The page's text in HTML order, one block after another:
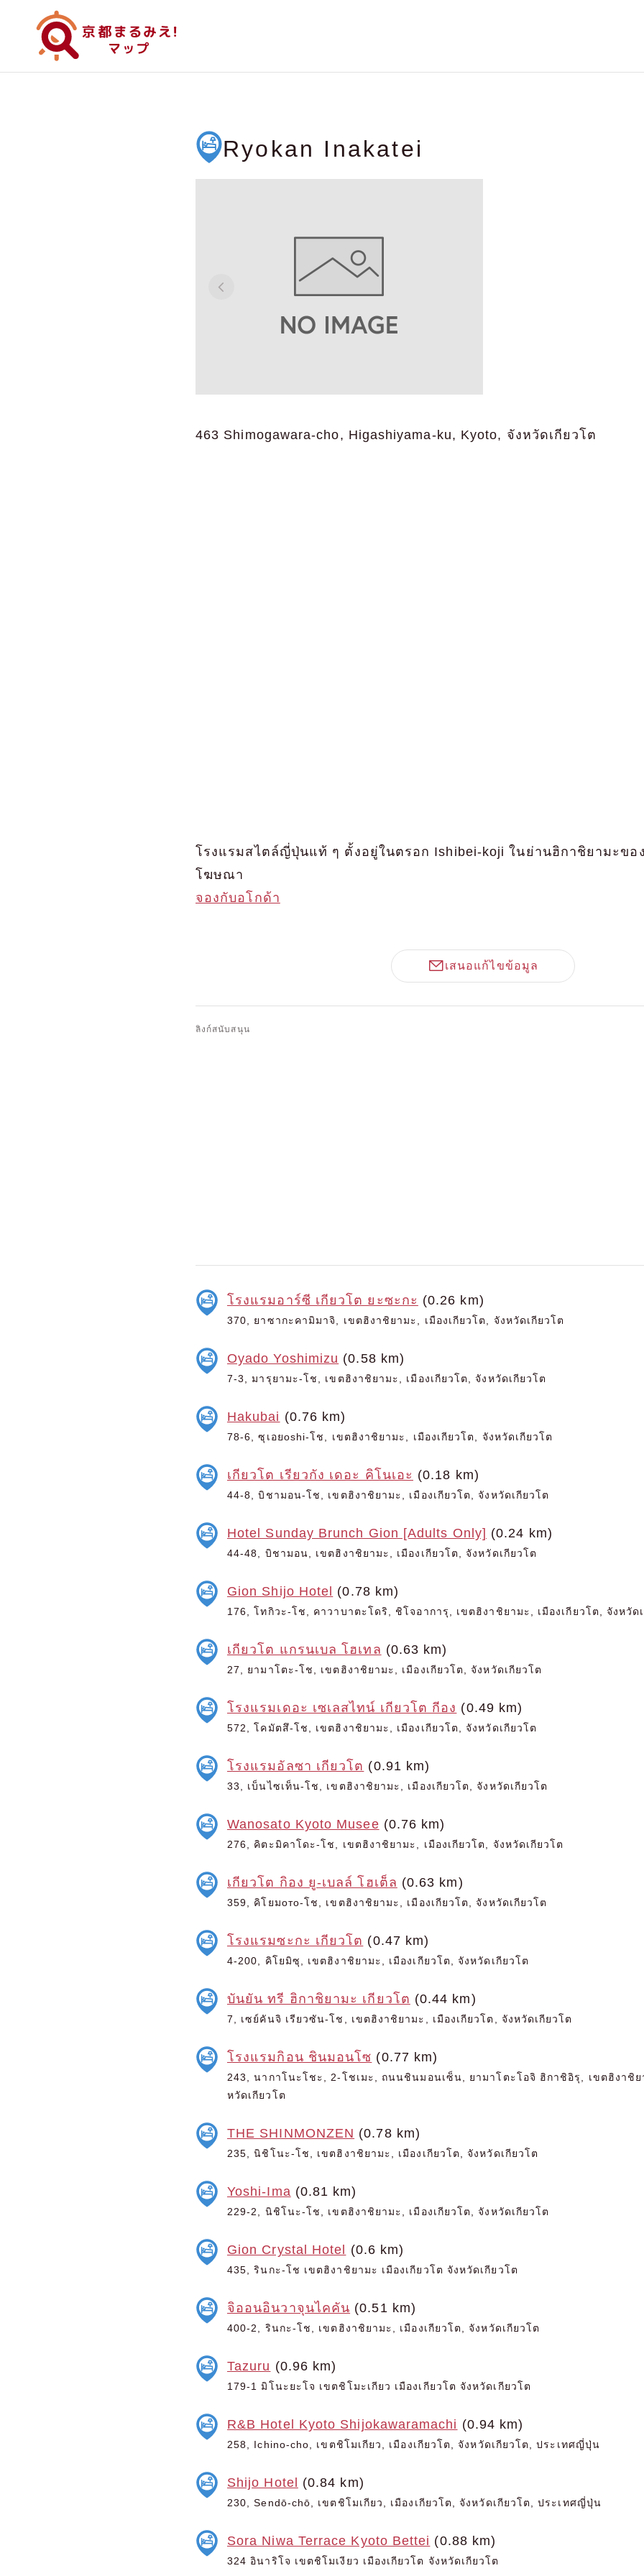
Ryokan Inakatei
463 Shimogawara-cho, Higashiyama-ku, Kyoto, จังหวัดเกียวโต
โรงแรมสไตล์ญี่ปุ่นแท้ ๆ ตั้งอยู่ในตรอก Ishibei-koji ในย่านฮิกาชิยามะขอ
โฆษณา
จองกับอโกด้า
เสนอแก้ไขข้อมูล
ลิงก์สนับสนุน
โรงแรมอาร์ซี เกียวโต ยะซะกะ (0.26 km)
370, ยาซากะคามิมาจิ, เขตฮิงาชิยามะ, เมืองเกียวโต, จังหวัดเกียวโต
Oyado Yoshimizu (0.58 km)
7-3, มารุยามะ-โช, เขตฮิงาชิยามะ, เมืองเกียวโต, จังหวัดเกียวโต
Hakubai (0.76 km)
78-6, ซุเอยoshi-โช, เขตฮิงาชิยามะ, เมืองเกียวโต, จังหวัดเกียวโต
เกียวโต เรียวกัง เดอะ คิโนเอะ (0.18 km)
44-8, บิชามอน-โช, เขตฮิงาชิยามะ, เมืองเกียวโต, จังหวัดเกียวโต
Hotel Sunday Brunch Gion [Adults Only] (0.24 km)
44-48, บิชามอน, เขตฮิงาชิยามะ, เมืองเกียวโต, จังหวัดเกียวโต
Gion Shijo Hotel (0.78 km)
176, โทกิวะ-โช, คาวาบาตะโดริ, ชิโจอาการุ, เขตฮิงาชิยามะ, เมืองเกียวโต, จังหวัด
เกียวโต แกรนเบล โฮเทล (0.63 km)
27, ยามาโตะ-โช, เขตฮิงาชิยามะ, เมืองเกียวโต, จังหวัดเกียวโต
โรงแรมเดอะ เซเลสไทน์ เกียวโต กีอง (0.49 km)
572, โคมัตสึ-โช, เขตฮิงาชิยามะ, เมืองเกียวโต, จังหวัดเกียวโต
โรงแรมอัลซา เกียวโต (0.91 km)
33, เบ็นไซเท็น-โช, เขตฮิงาชิยามะ, เมืองเกียวโต, จังหวัดเกียวโต
Wanosato Kyoto Musee (0.76 km)
276, คิตะมิคาโดะ-โช, เขตฮิงาชิยามะ, เมืองเกียวโต, จังหวัดเกียวโต
เกียวโต กิอง ยู-เบลล์ โฮเต็ล (0.63 km)
359, คิโยมото-โช, เขตฮิงาชิยามะ, เมืองเกียวโต, จังหวัดเกียวโต
โรงแรมซะกะ เกียวโต (0.47 km)
4-200, คิโยมิซุ, เขตฮิงาชิยามะ, เมืองเกียวโต, จังหวัดเกียวโต
บันยัน ทรี ฮิกาชิยามะ เกียวโต (0.44 km)
7, เซย์คันจิ เรียวซัน-โช, เขตฮิงาชิยามะ, เมืองเกียวโต, จังหวัดเกียวโต
โรงแรมกิอน ชินมอนโซ (0.77 km)
243, นากาโนะโชะ, 2-โชเมะ, ถนนชินมอนเซ็น, ยามาโตะโอจิ ฮิกาชิอิรุ, เขตฮิงาชิย
หวัดเกียวโต
THE SHINMONZEN (0.78 km)
235, นิชิโนะ-โช, เขตฮิงาชิยามะ, เมืองเกียวโต, จังหวัดเกียวโต
Yoshi-Ima (0.81 km)
229-2, นิชิโนะ-โช, เขตฮิงาชิยามะ, เมืองเกียวโต, จังหวัดเกียวโต
Gion Crystal Hotel (0.6 km)
435, รินกะ-โช เขตฮิงาชิยามะ เมืองเกียวโต จังหวัดเกียวโต
จิออนอินวาจุนไคคัน (0.51 km)
400-2, รินกะ-โช, เขตฮิงาชิยามะ, เมืองเกียวโต, จังหวัดเกียวโต
Tazuru (0.96 km)
179-1 มิโนะยะโจ เขตชิโมะเกียว เมืองเกียวโต จังหวัดเกียวโต
R&B Hotel Kyoto Shijokawaramachi (0.94 km)
258, Ichino-cho, เขตชิโมเกียว, เมืองเกียวโต, จังหวัดเกียวโต, ประเทศญี่ปุ่น
Shijo Hotel (0.84 km)
230, Sendō-chō, เขตชิโมเกียว, เมืองเกียวโต, จังหวัดเกียวโต, ประเทศญี่ปุ่น
Sora Niwa Terrace Kyoto Bettei (0.88 km)
324 อินาริโจ เขตชิโมเงียว เมืองเกียวโต จังหวัดเกียวโต